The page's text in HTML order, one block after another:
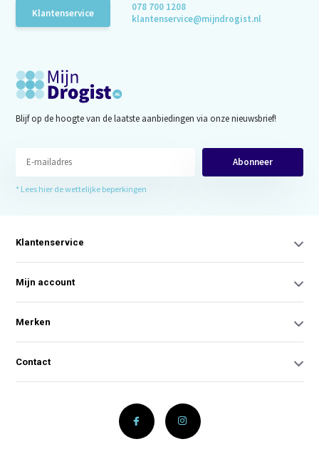
Klantenservice
078 700 1208
klantenservice@mijndrogist.nl
Blijf op de hoogte van de laatste aanbiedingen via onze nieuwsbrief!
Abonneer
* Lees hier de wettelijke beperkingen
Klantenservice
Mijn account
Merken
Contact